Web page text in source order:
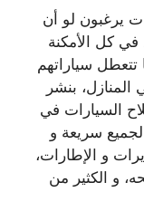
يرغبون لو أن
في كل الأمكنة
تتعطل سياراتهم
بنشر
السيارات في
سريعة و
و الإطارات،
و الكثير من